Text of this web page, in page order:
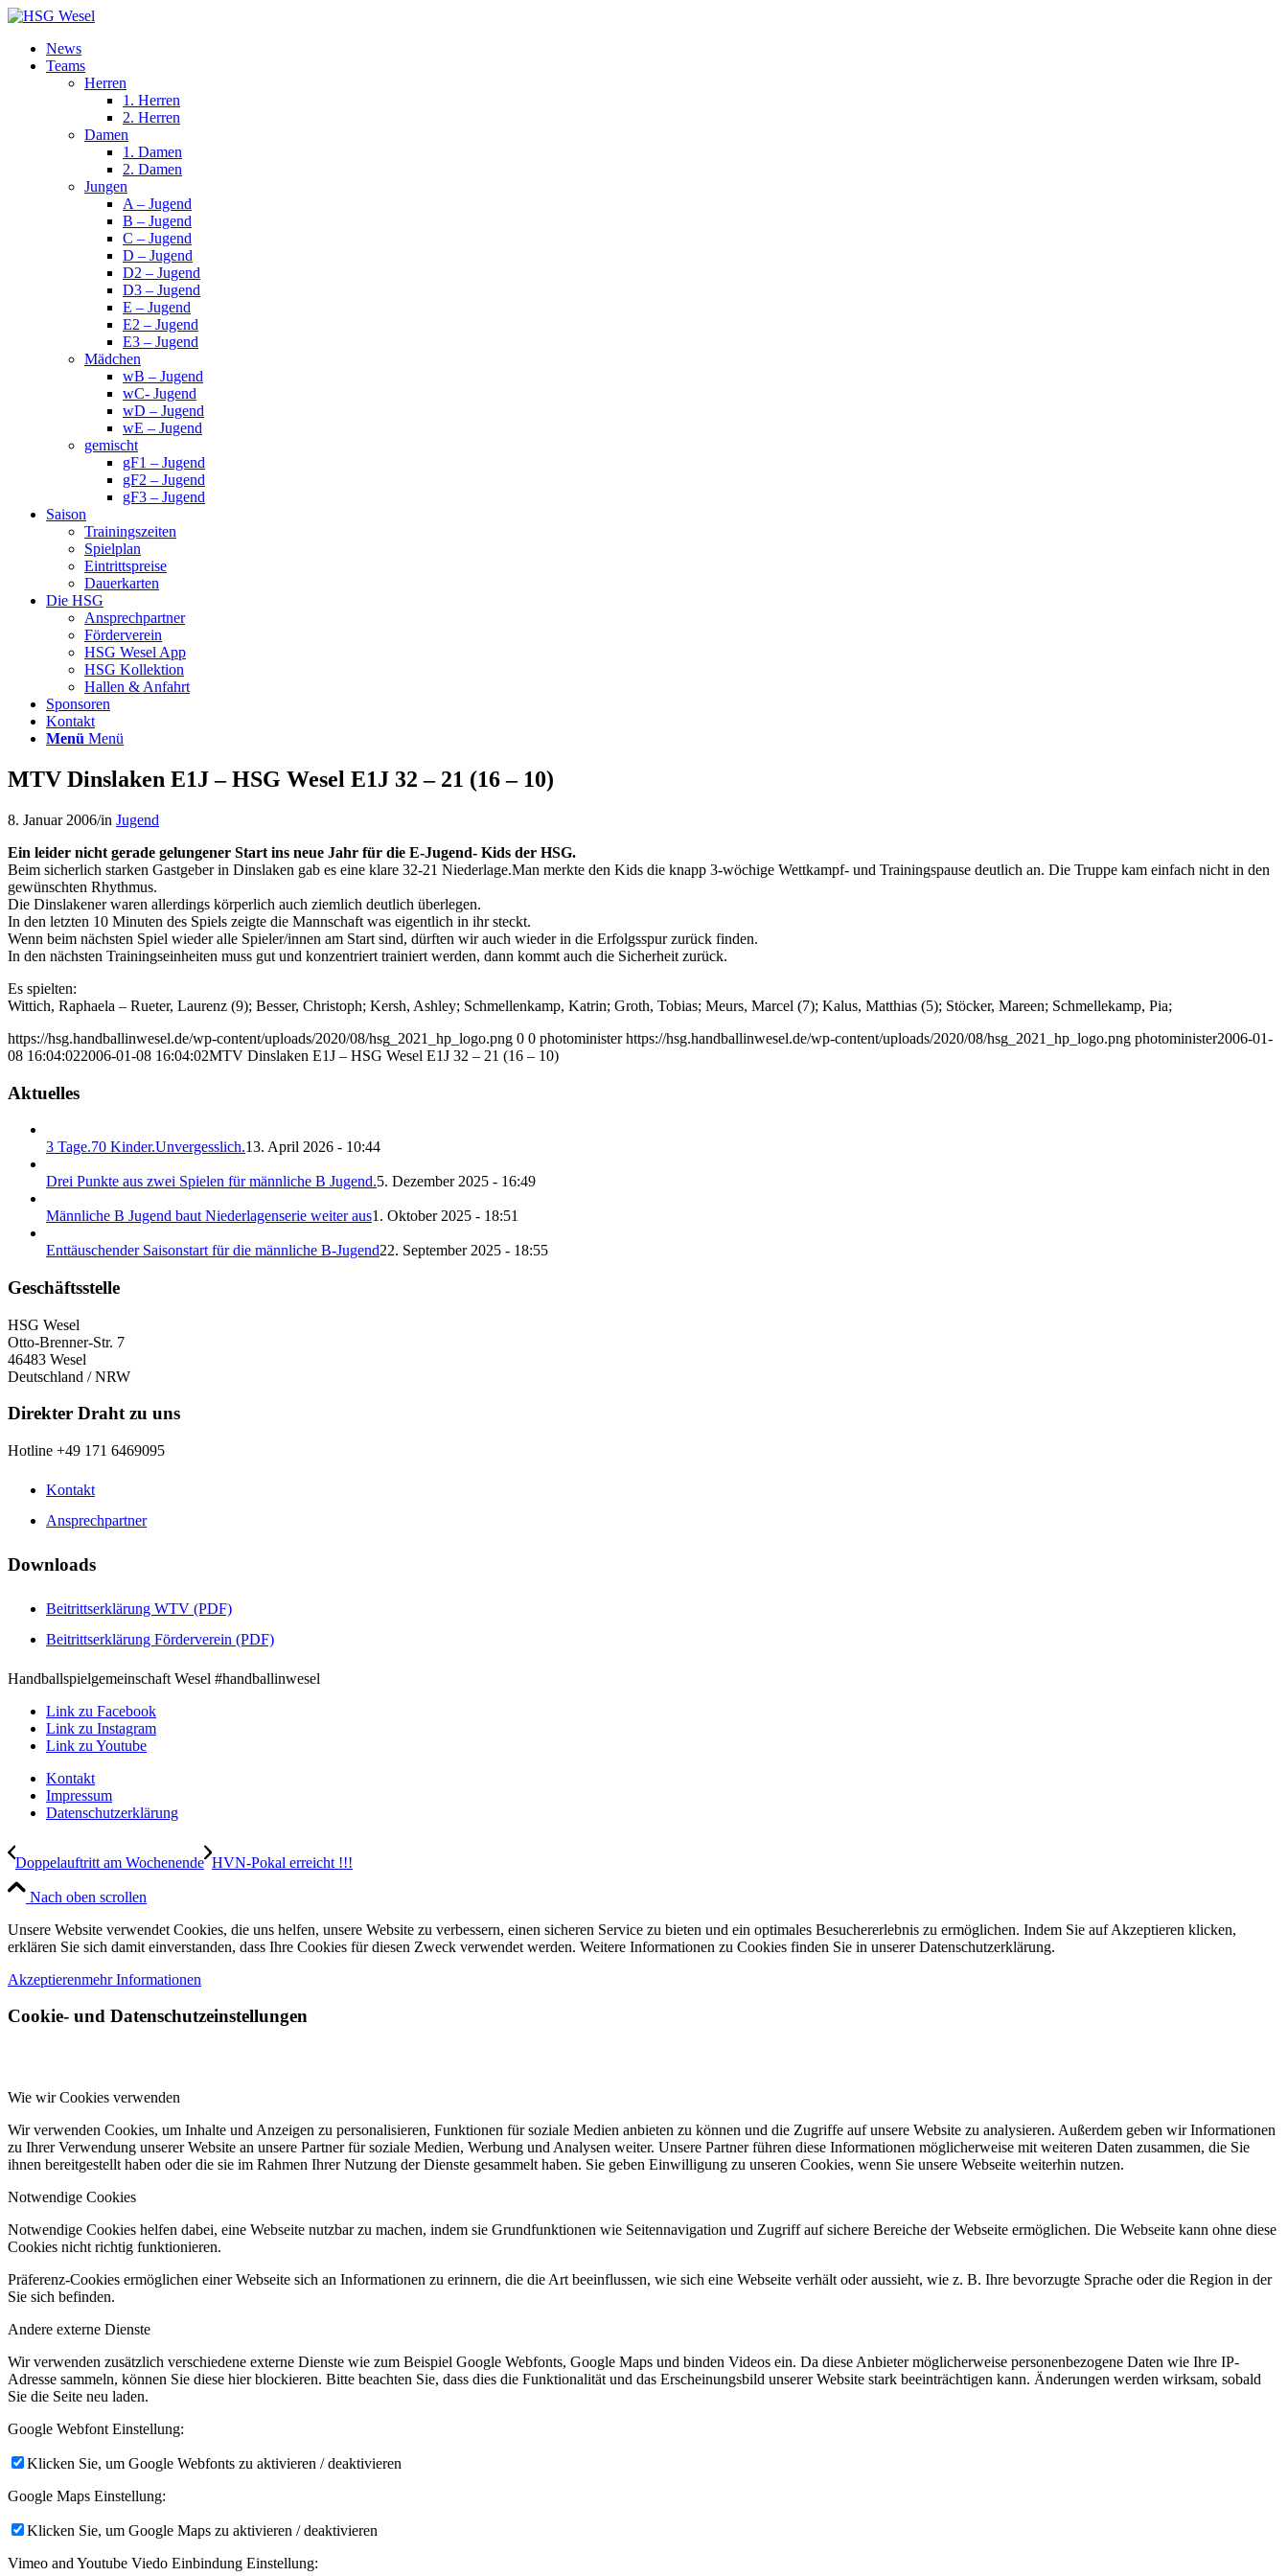
News
Teams
Herren
1. Herren
2. Herren
Damen
1. Damen
2. Damen
Jungen
A – Jugend
B – Jugend
C – Jugend
D – Jugend
D2 – Jugend
D3 – Jugend
E – Jugend
E2 – Jugend
E3 – Jugend
Mädchen
wB – Jugend
wC- Jugend
wD – Jugend
wE – Jugend
gemischt
gF1 – Jugend
gF2 – Jugend
gF3 – Jugend
Saison
Trainingszeiten
Spielplan
Eintrittspreise
Dauerkarten
Die HSG
Ansprechpartner
Förderverein
HSG Wesel App
HSG Kollektion
Hallen & Anfahrt
Sponsoren
Kontakt
Menü Menü
MTV Dinslaken E1J – HSG Wesel E1J 32 – 21 (16 – 10)
8. Januar 2006/in Jugend
Ein leider nicht gerade gelungener Start ins neue Jahr für die E-Jugend- Kids der HSG.
Beim sicherlich starken Gastgeber in Dinslaken gab es eine klare 32-21 Niederlage.Man merkte den Kids die knapp 3-wöchige Wettkampf- und Trainingspause deutlich an. Die Truppe kam einfach nicht in den
gewünschten Rhythmus.
Die Dinslakener waren allerdings körperlich auch ziemlich deutlich überlegen.
In den letzten 10 Minuten des Spiels zeigte die Mannschaft was eigentlich in ihr steckt.
Wenn beim nächsten Spiel wieder alle Spieler/innen am Start sind, dürften wir auch wieder in die Erfolgsspur zurück finden.
In den nächsten Trainingseinheiten muss gut und konzentriert trainiert werden, dann kommt auch die Sicherheit zurück.
Es spielten:
Wittich, Raphaela – Rueter, Laurenz (9); Besser, Christoph; Kersh, Ashley; Schmellenkamp, Katrin; Groth, Tobias; Meurs, Marcel (7); Kalus, Matthias (5); Stöcker, Mareen; Schmellekamp, Pia;
https://hsg.handballinwesel.de/wp-content/uploads/2020/08/hsg_2021_hp_logo.png 0 0 photominister https://hsg.handballinwesel.de/wp-content/uploads/2020/08/hsg_2021_hp_logo.png photominister2006-01-
08 16:04:022006-01-08 16:04:02MTV Dinslaken E1J – HSG Wesel E1J 32 – 21 (16 – 10)
Aktuelles
3 Tage.70 Kinder.Unvergesslich.13. April 2026 - 10:44
Drei Punkte aus zwei Spielen für männliche B Jugend.5. Dezember 2025 - 16:49
Männliche B Jugend baut Niederlagenserie weiter aus1. Oktober 2025 - 18:51
Enttäuschender Saisonstart für die männliche B-Jugend22. September 2025 - 18:55
Geschäftsstelle
HSG Wesel
Otto-Brenner-Str. 7
46483 Wesel
Deutschland / NRW
Direkter Draht zu uns
Hotline +49 171 6469095
Kontakt
Ansprechpartner
Downloads
Beitrittserklärung WTV (PDF)
Beitrittserklärung Förderverein (PDF)
Handballspielgemeinschaft Wesel #handballinwesel
Link zu Facebook
Link zu Instagram
Link zu Youtube
Kontakt
Impressum
Datenschutzerklärung
Doppelauftritt am Wochenende HVN-Pokal erreicht !!!
Nach oben scrollen
Unsere Website verwendet Cookies, die uns helfen, unsere Website zu verbessern, einen sicheren Service zu bieten und ein optimales Besuchererlebnis zu ermöglichen. Indem Sie auf Akzeptieren klicken,
erklären Sie sich damit einverstanden, dass Ihre Cookies für diesen Zweck verwendet werden. Weitere Informationen zu Cookies finden Sie in unserer Datenschutzerklärung.
Akzeptierenmehr Informationen
Cookie- und Datenschutzeinstellungen
Wie wir Cookies verwenden
Wir verwenden Cookies, um Inhalte und Anzeigen zu personalisieren, Funktionen für soziale Medien anbieten zu können und die Zugriffe auf unsere Website zu analysieren. Außerdem geben wir Informationen
zu Ihrer Verwendung unserer Website an unsere Partner für soziale Medien, Werbung und Analysen weiter. Unsere Partner führen diese Informationen möglicherweise mit weiteren Daten zusammen, die Sie
ihnen bereitgestellt haben oder die sie im Rahmen Ihrer Nutzung der Dienste gesammelt haben. Sie geben Einwilligung zu unseren Cookies, wenn Sie unsere Webseite weiterhin nutzen.
Notwendige Cookies
Notwendige Cookies helfen dabei, eine Webseite nutzbar zu machen, indem sie Grundfunktionen wie Seitennavigation und Zugriff auf sichere Bereiche der Webseite ermöglichen. Die Webseite kann ohne diese
Cookies nicht richtig funktionieren.
Präferenz-Cookies ermöglichen einer Webseite sich an Informationen zu erinnern, die die Art beeinflussen, wie sich eine Webseite verhält oder aussieht, wie z. B. Ihre bevorzugte Sprache oder die Region in der
Sie sich befinden.
Andere externe Dienste
Wir verwenden zusätzlich verschiedene externe Dienste wie zum Beispiel Google Webfonts, Google Maps und binden Videos ein. Da diese Anbieter möglicherweise personenbezogene Daten wie Ihre IP-
Adresse sammeln, können Sie diese hier blockieren. Bitte beachten Sie, dass dies die Funktionalität und das Erscheinungsbild unserer Website stark beeinträchtigen kann. Änderungen werden wirksam, sobald
Sie die Seite neu laden.
Google Webfont Einstellung:
Klicken Sie, um Google Webfonts zu aktivieren / deaktivieren
Google Maps Einstellung:
Klicken Sie, um Google Maps zu aktivieren / deaktivieren
Vimeo and Youtube Viedo Einbindung Einstellung: